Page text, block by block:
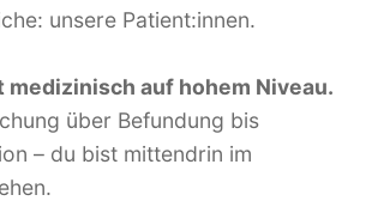
unsere Patient:innen.
medizinisch auf hohem Niveau.
über Befundung bis
– du bist mittendrin im